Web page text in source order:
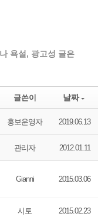
욕설, 광고성 글은
글쓴이 날짜
홍보운영자 2019.06.13
관리자 2012.01.11
Gianni 2015.03.06
시토 2015.02.23